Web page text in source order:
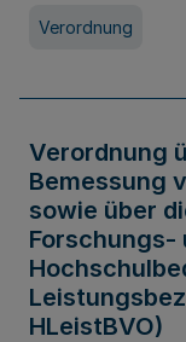
Verordnung
Verordnung
Bemessung
sowie über
Forschungs-
HLeistBVO)